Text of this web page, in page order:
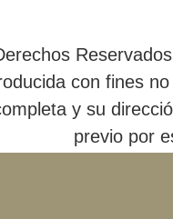
con fines
y su
previo por